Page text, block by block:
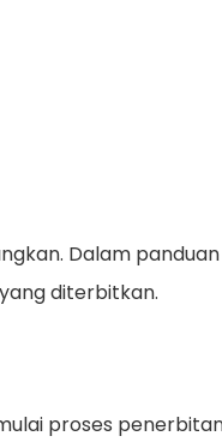
Dalam
diterbitkan.
proses